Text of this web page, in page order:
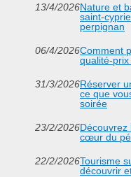
13/4/2026Nature et
saint-
perpignan
06/4/2026Comment
qualité-
31/3/2026Réserver
ce que
soirée
23/2/2026Découvrez
cœur du
22/2/2026Tourisme
découvrir